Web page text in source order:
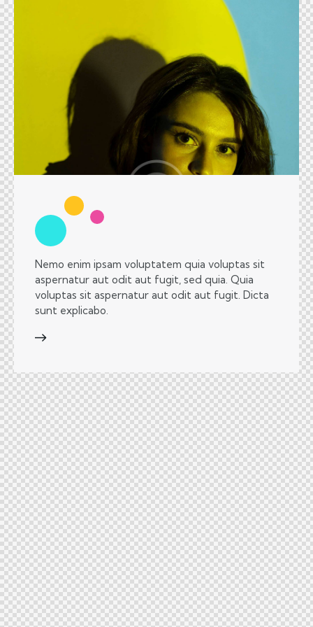
Nemo enim ipsam voluptatem quia voluptas sit
aspernatur aut odit aut fugit, sed quia. Quia
voluptas sit aspernatur aut odit aut fugit. Dicta
sunt explicabo.